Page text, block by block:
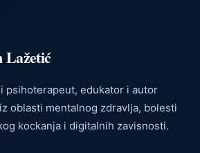
Lažetić
psihoterapeut, edukator i autor
oblasti mentalnog zdravlja, bolesti
kockanja i digitalnih zavisnosti.